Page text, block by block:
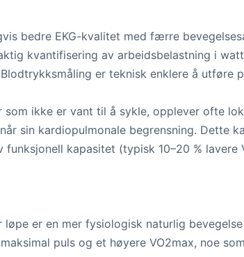
bedre EKG-kvalitet med færre
kvantifisering av arbeidsbelastning i
er teknisk enklere å utføre
som ikke er vant til å sykle, opplever ofte
sin kardiopulmonale begrensning. Dette
funksjonell kapasitet (typisk 10–20 % lavere
løpe er en mer fysiologisk naturlig
puls og et høyere VO2max, noe